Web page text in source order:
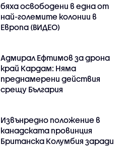
бяха освободени в една от
най-големите колонии в
Европа (ВИДЕО)
Адмирал Ефтимов за дрона
край Кардам: Няма
преднамерени действия
срещу България
Извънредно положение в
канадската провинция
Британска Колумбия заради